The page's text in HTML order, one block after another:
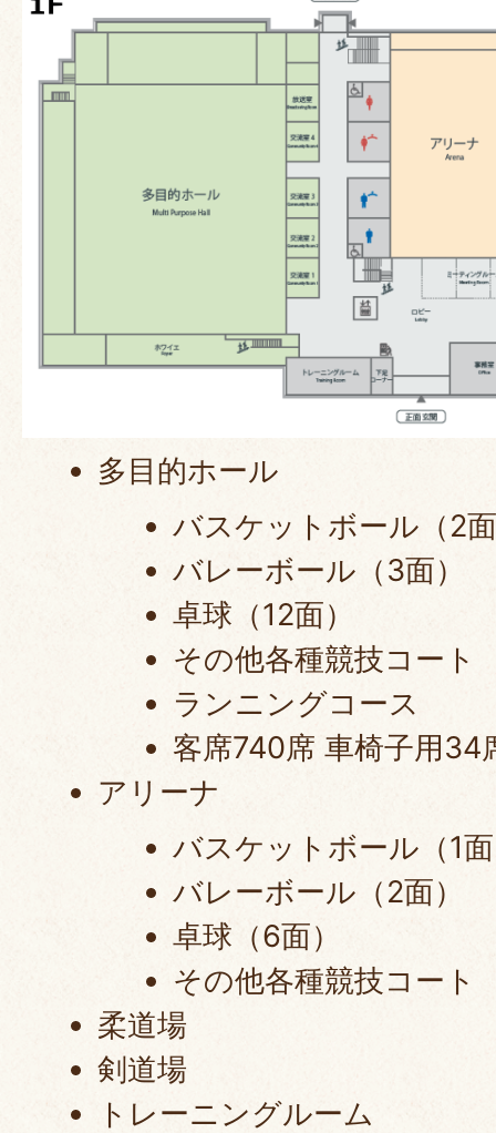
多目的ホール
バスケットボール（2
バレーボール（3面）
卓球（12面）
その他各種競技コート
ランニングコース
客席740席 車椅子用34
アリーナ
バスケットボール（1
バレーボール（2面）
卓球（6面）
その他各種競技コート
柔道場
剣道場
トレーニングルーム